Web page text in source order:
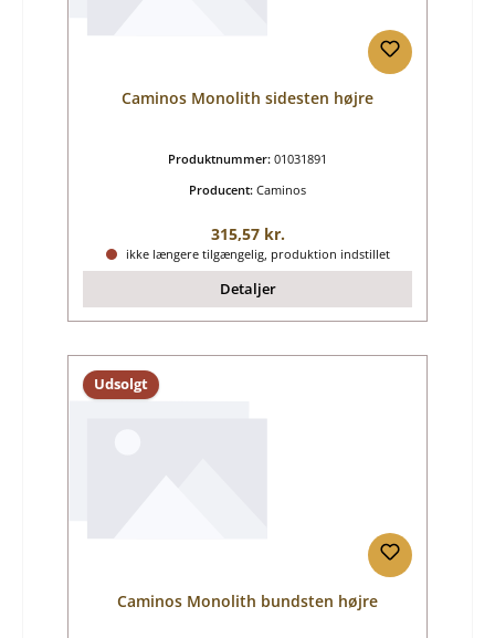
Caminos Monolith sidesten højre
Produktnummer: 01031891
Producent: Caminos
Almindelig pris:
315,57 kr.
ikke længere tilgængelig, produktion indstillet
Detaljer
Udsolgt
Caminos Monolith bundsten højre